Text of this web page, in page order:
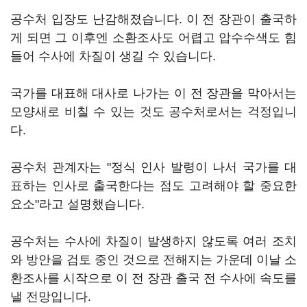
공수처 입장도 난감해졌습니다. 이 전 장관이 출국하
게 되면 그 이후엔 소환조사도 어렵고 압수수색도 힘
들어 수사에 차질이 생길 수 있습니다.
국가를 대표해 대사로 나가는 이 전 장관을 막아서는
모양새로 비칠 수 있는 것도 공수처로서는 걱정입니
다.
공수처 관계자는 "정식 인사 발령이 나서 국가를 대
표하는 인사로 출국한다는 점도 고려해야 할 중요한
요소"라고 설명했습니다.
공수처는 수사에 차질이 발생하지 않도록 여러 조치
와 방안을 검토 중인 것으로 전해지는 가운데 이날 소
환조사를 시작으로 이 전 장관 출국 전 수사에 속도를
낼 전망입니다.